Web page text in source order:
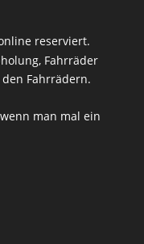
reserviert.
Fahrräder
Fahrrädern.
man mal ein